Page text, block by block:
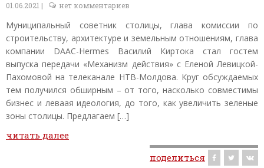
01.06.2021 | нет комментариев
Муниципальный советник столицы, глава комиссии по
строительству, архитектуре и земельным отношениям, глава
компании DAAC-Hermes Василий Киртока стал гостем
выпуска передачи «Механизм действия» с Еленой Левицкой-
Пахомовой на телеканале НТВ-Молдова. Круг обсуждаемых
тем получился обширным – от того, насколько совместимы
бизнес и леваая идеология, до того, как увеличить зеленые
зоны столицы. Предлагаем […]
читать далее
поделиться